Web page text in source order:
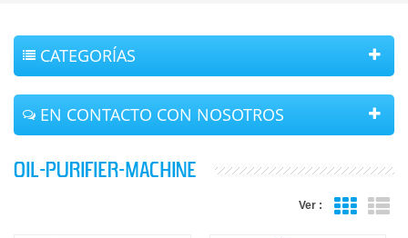
CATEGORÍAS
EN CONTACTO CON NOSOTROS
OIL-PURIFIER-MACHINE
Ver :